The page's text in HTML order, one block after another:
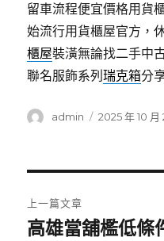
留車流程便宜價格用貨
始流行用貨櫃屋官方，
櫃屋裝潢無論找二手中
聯名服飾系列瑞克箱分
作
admin
發
2025 年 10 月
章
上一篇文章
上
高雄當舖檻低條